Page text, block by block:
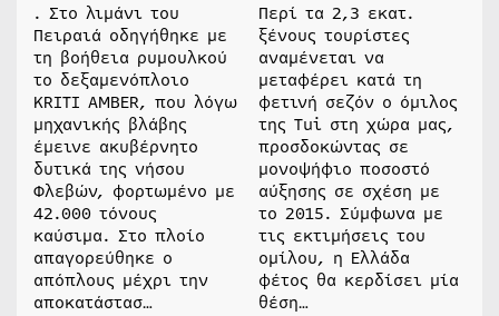
. Στο λιμάνι του
Πειραιά οδηγήθηκε με
τη βοήθεια ρυμουλκού
το δεξαμενόπλοιο
KRITI AMBER, που λόγω
μηχανικής βλάβης
έμεινε ακυβέρνητο
δυτικά της νήσου
Φλεβών, φορτωμένο με
42.000 τόνους
καύσιμα. Στο πλοίο
απαγορεύθηκε ο
απόπλους μέχρι την
αποκατάστασ…
Περί τα 2,3 εκατ.
ξένους τουρίστες
αναμένεται να
μεταφέρει κατά τη
φετινή σεζόν ο όμιλος
της Τui στη χώρα μας,
προσδοκώντας σε
μονοψήφιο ποσοστό
αύξησης σε σχέση με
το 2015. Σύμφωνα με
τις εκτιμήσεις του
ομίλου, η Ελλάδα
φέτος θα κερδίσει μία
θέση…